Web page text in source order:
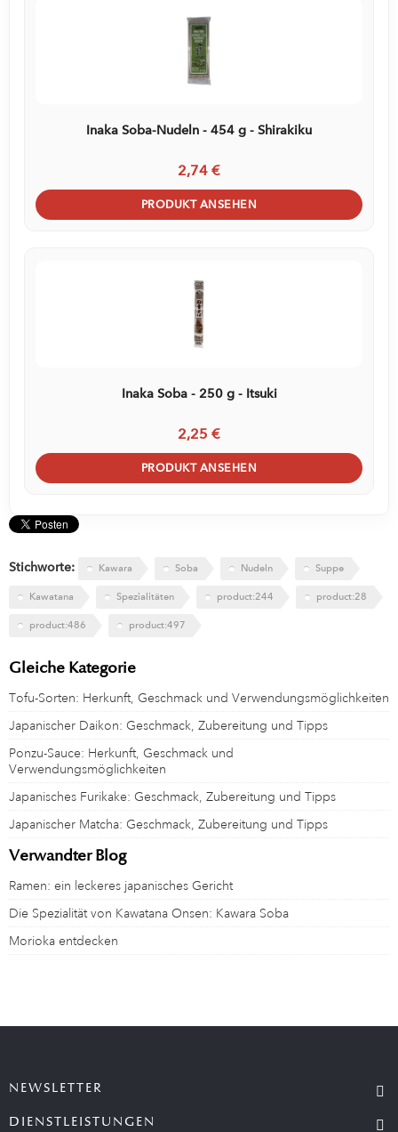
Inaka Soba-Nudeln - 454 g - Shirakiku
2,74 €
PRODUKT ANSEHEN
Inaka Soba - 250 g - Itsuki
2,25 €
PRODUKT ANSEHEN
Stichworte: Kawara Soba Nudeln Suppe
Kawatana Spezialitäten product:244 product:28
product:486 product:497
Gleiche Kategorie
Tofu-Sorten: Herkunft, Geschmack und Verwendungsmöglichkeiten
Japanischer Daikon: Geschmack, Zubereitung und Tipps
Ponzu-Sauce: Herkunft, Geschmack und
Verwendungsmöglichkeiten
Japanisches Furikake: Geschmack, Zubereitung und Tipps
Japanischer Matcha: Geschmack, Zubereitung und Tipps
Verwandter Blog
Ramen: ein leckeres japanisches Gericht
Die Spezialität von Kawatana Onsen: Kawara Soba
Morioka entdecken
NEWSLETTER
DIENSTLEISTUNGEN